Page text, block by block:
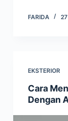
FARIDA
EKSTERIOR
Cara
Dengan